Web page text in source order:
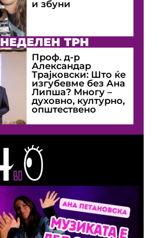
и збуни
НЕДЕЛЕН ТРН
Проф. д-р
Александар
Трајковски: Што ќе
изгубевме без Ана
Липша? Многу –
духовно, културно,
општествено